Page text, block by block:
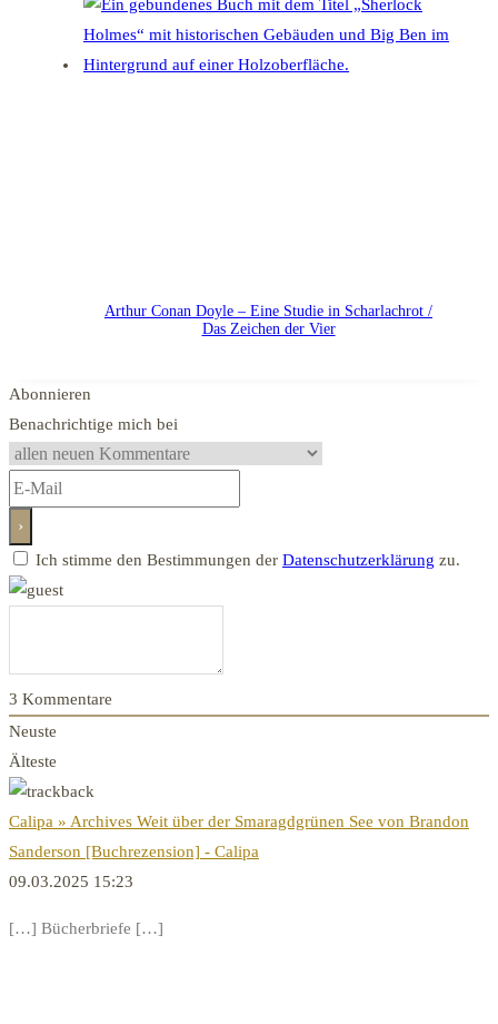
Arthur Conan Doyle – Eine Studie in Scharlachrot /
Das Zeichen der Vier
Abonnieren
Benachrichtige mich bei
Ich stimme den Bestimmungen der Datenschutzerklärung zu.
3 Kommentare
Neuste
Älteste
Calipa » Archives Weit über der Smaragdgrünen See von Brandon
Sanderson [Buchrezension] - Calipa
09.03.2025 15:23
[…] Bücherbriefe […]